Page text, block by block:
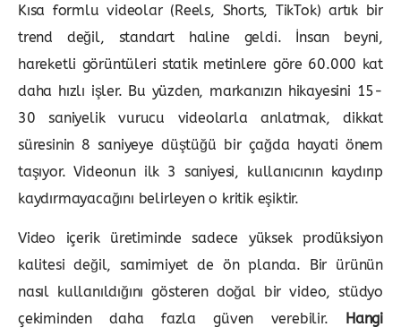
Kısa formlu videolar (Reels, Shorts, TikTok) artık bir
trend değil, standart haline geldi. İnsan beyni,
hareketli görüntüleri statik metinlere göre 60.000 kat
daha hızlı işler. Bu yüzden, markanızın hikayesini 15-
30 saniyelik vurucu videolarla anlatmak, dikkat
süresinin 8 saniyeye düştüğü bir çağda hayati önem
taşıyor. Videonun ilk 3 saniyesi, kullanıcının kaydırıp
kaydırmayacağını belirleyen o kritik eşiktir.
Video içerik üretiminde sadece yüksek prodüksiyon
kalitesi değil, samimiyet de ön planda. Bir ürünün
nasıl kullanıldığını gösteren doğal bir video, stüdyo
çekiminden daha fazla güven verebilir.
Hangi